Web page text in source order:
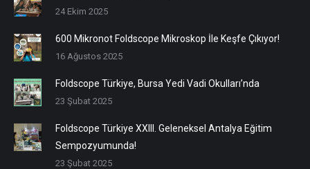
24 Ekim 2025
600 Mikronot Foldscope Mikroskop İle Keşfe Çıkıyor!
16 Ağustos 2025
Foldscope Türkiye, Bursa Yedi Vadi Okulları’nda
23 Şubat 2025
Foldscope Türkiye XXIII. Geleneksel Antalya Eğitim
Sempozyumunda!
23 Şubat 2025